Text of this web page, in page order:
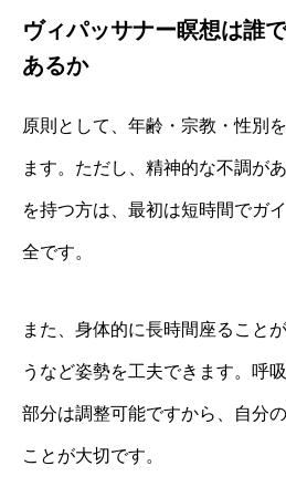
ヴィパッサナー瞑想は誰
あるか
原則として、年齢・宗教・性別
ます。ただし、精神的な不調が
を持つ方は、最初は短時間でガ
全です。
また、身体的に長時間座ること
うなど姿勢を工夫できます。呼
部分は調整可能ですから、自分
ことが大切です。